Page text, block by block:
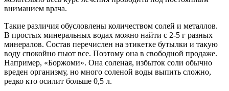
вниманием врача.
Такие различия обусловлены количеством солей и металлов.
В простых минеральных водах можно найти с 2-5 г разных
минералов. Состав перечислен на этикетке бутылки и такую
воду спокойно пьют все. Поэтому она в свободной продаже.
Например, «Боржоми». Она соленая, избыток соли обычно
вреден организму, но много соленой воды выпить сложно,
редко кто осилит больше 0,5 л.